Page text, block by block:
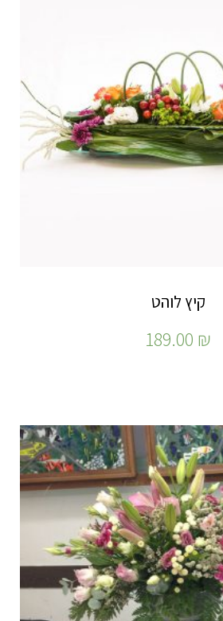
קיץ לוהט
189.00 ₪